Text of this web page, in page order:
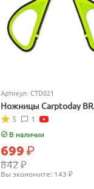
Артикул: CTD021
Ножницы Carptoday
1
5
В наличии
842₽
699₽
Вы экономите: 143 ₽